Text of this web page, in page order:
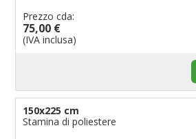
Prezzo cda:
75,00 €
(IVA inclusa)
150x225 cm
Stamina di poliestere